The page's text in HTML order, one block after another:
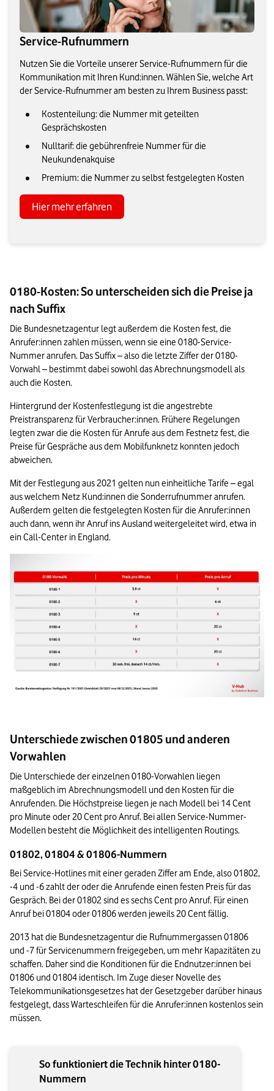
Service-Rufnummern
Nutzen Sie die Vorteile unserer Service-Rufnummern für die
Kommunikation mit Ihren Kund:innen. Wählen Sie, welche Art
der Service-Rufnummer am besten zu Ihrem Business passt:
Kostenteilung: die Nummer mit geteilten
Gesprächskosten
Nulltarif: die gebührenfreie Nummer für die
Neukundenakquise
Premium: die Nummer zu selbst festgelegten Kosten
Hier mehr erfahren
0180-Kosten: So unterscheiden sich die Preise ja
nach Suffix
Die Bundesnetzagentur legt außerdem die Kosten fest, die
Anrufer:innen zahlen müssen, wenn sie eine 0180-Service-
Nummer anrufen. Das Suffix – also die letzte Ziffer der 0180-
Vorwahl – bestimmt dabei sowohl das Abrechnungsmodell als
auch die Kosten.
Hintergrund der Kostenfestlegung ist die angestrebte
Preistransparenz für Verbraucher:innen. Frühere Regelungen
legten zwar die die Kosten für Anrufe aus dem Festnetz fest, die
Preise für Gespräche aus dem Mobilfunknetz konnten jedoch
abweichen.
Mit der Festlegung aus 2021 gelten nun einheitliche Tarife – egal
aus welchem Netz Kund:innen die Sonderrufnummer anrufen.
Außerdem gelten die festgelegten Kosten für die Anrufer:innen
auch dann, wenn ihr Anruf ins Ausland weitergeleitet wird, etwa in
ein Call-Center in England.
Unterschiede zwischen 01805 und anderen
Vorwahlen
Die Unterschiede der einzelnen 0180-Vorwahlen liegen
maßgeblich im Abrechnungsmodell und den Kosten für die
Anrufenden. Die Höchstpreise liegen je nach Modell bei 14 Cent
pro Minute oder 20 Cent pro Anruf. Bei allen Service-Nummer-
Modellen besteht die Möglichkeit des intelligenten Routings.
01802, 01804 & 01806-Nummern
Bei Service-Hotlines mit einer geraden Ziffer am Ende, also 01802,
-4 und -6 zahlt der oder die Anrufende einen festen Preis für das
Gespräch. Bei der 01802 sind es sechs Cent pro Anruf. Für einen
Anruf bei 01804 oder 01806 werden jeweils 20 Cent fällig.
2013 hat die Bundesnetzagentur die Rufnummergassen 01806
und -7 für Servicenummern freigegeben, um mehr Kapazitäten zu
schaffen. Daher sind die Konditionen für die Endnutzer:innen bei
01806 und 01804 identisch. Im Zuge dieser Novelle des
Telekommunikationsgesetzes hat der Gesetzgeber darüber hinaus
festgelegt, dass Warteschleifen für die Anrufer:innen kostenlos sein
müssen.
So funktioniert die Technik hinter 0180-
Nummern